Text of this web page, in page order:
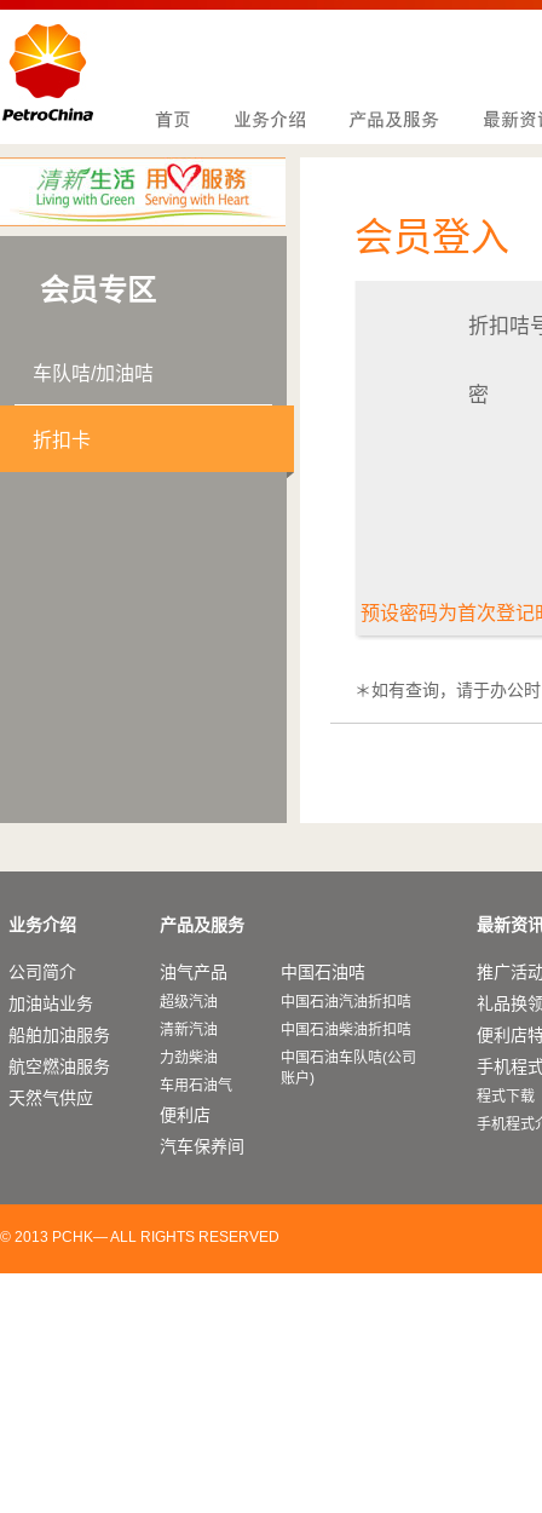
会员专区
车队咭/加油咭
折扣卡
会员登入
折扣咭
密
预设密码为首次登记
＊如有查询，请于办公
业务介绍
公司简介
加油站业务
船舶加油服务
航空燃油服务
天然气供应
产品及服务
油气产品
超级汽油
清新汽油
力劲柴油
车用石油气
便利店
汽车保养间
中国石油咭
中国石油汽油折扣咭
中国石油柴油折扣咭
中国石油车队咭(公司
账户)
最新资
推广活
礼品换
便利店
手机程
程式下载
手机程式
© 2013 PCHK— ALL RIGHTS RESERVED